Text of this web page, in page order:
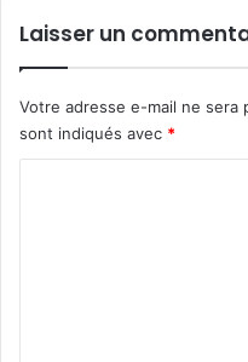
Laisser un
Votre adresse e-mail ne sera
sont indiqués avec *